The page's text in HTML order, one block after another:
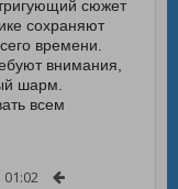
сюжет
сохраняют
времени.
внимания,
шарм.
всем
01:02